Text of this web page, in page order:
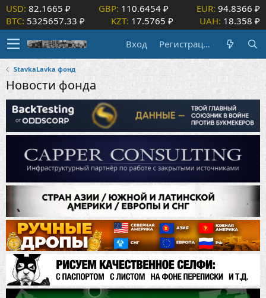
USD: 82.1665 ₽ GBP: 110.6454 ₽ EUR: 94.8366 ₽
BTC: 5325657.33 ₽ KZT: 17.5765 ₽ UAH: 18.358 ₽
Вход
Регистрация
StavkaLavka фонд
Новости фонда